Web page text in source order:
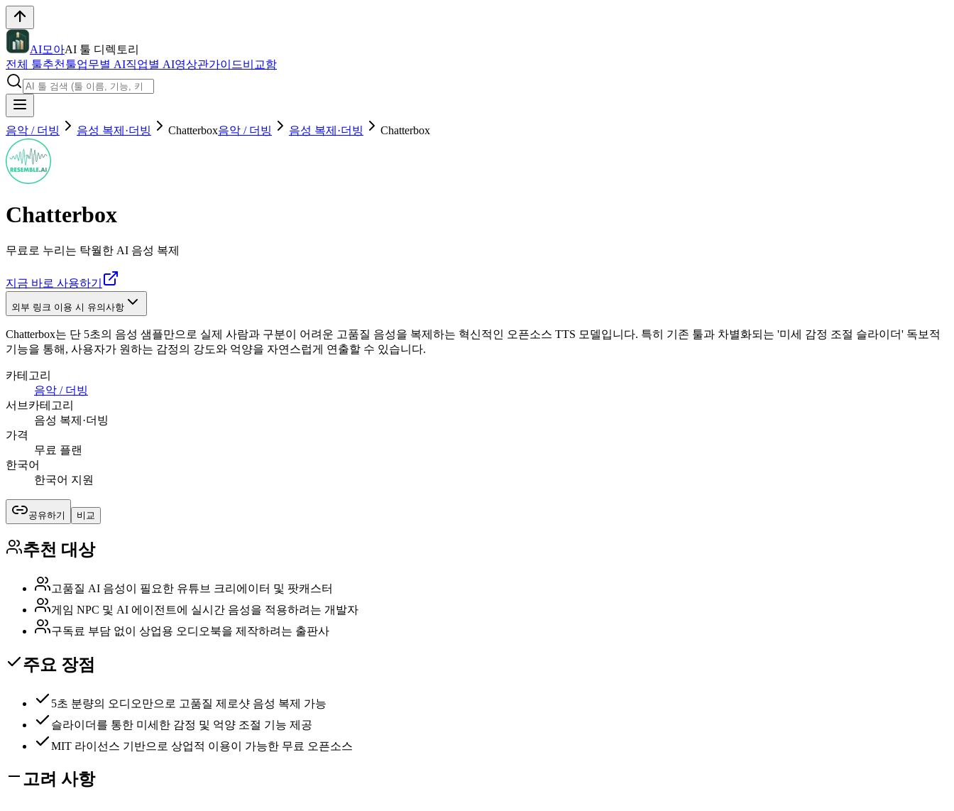
AI모아AI 툴 디렉토리
전체 툴추천툴업무별 AI직업별 AI영상관가이드비교함
음악 / 더빙 음성 복제·더빙 Chatterbox음악 / 더빙 음성 복제·더빙 Chatterbox
Chatterbox
무료로 누리는 탁월한 AI 음성 복제
지금 바로 사용하기
외부 링크 이용 시 유의사항
Chatterbox는 단 5초의 음성 샘플만으로 실제 사람과 구분이 어려운 고품질 음성을 복제하는 혁신적인 오픈소스 TTS 모델입니다. 특히 기존 툴과 차별화되는 '미세 감정 조절 슬라이더' 독보적
기능을 통해, 사용자가 원하는 감정의 강도와 억양을 자연스럽게 연출할 수 있습니다.
카테고리
음악 / 더빙
서브카테고리
음성 복제·더빙
가격
무료 플랜
한국어
한국어 지원
공유하기 비교
추천 대상
고품질 AI 음성이 필요한 유튜브 크리에이터 및 팟캐스터
게임 NPC 및 AI 에이전트에 실시간 음성을 적용하려는 개발자
구독료 부담 없이 상업용 오디오북을 제작하려는 출판사
주요 장점
5초 분량의 오디오만으로 고품질 제로샷 음성 복제 가능
슬라이더를 통한 미세한 감정 및 억양 조절 기능 제공
MIT 라이선스 기반으로 상업적 이용이 가능한 무료 오픈소스
고려 사항